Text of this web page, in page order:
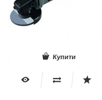
Купити